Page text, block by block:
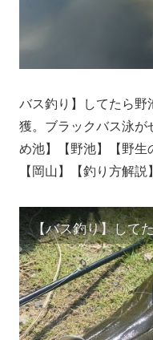
バス釣り】してたら野
獲。ブラックバス泳が
め池】【野池】【野生
【岡山】【釣り方解説】